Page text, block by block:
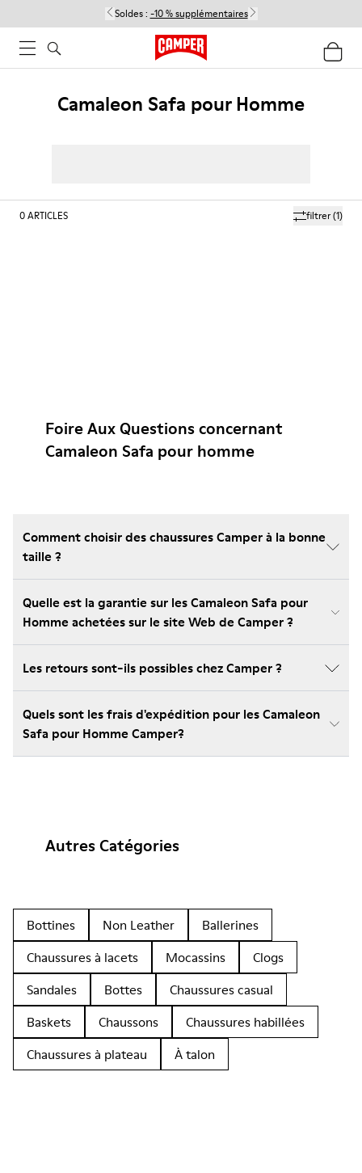
Soldes : -10 % supplémentaires
Camaleon Safa pour Homme
filtrer(1)
0ARTICLES
Foire Aux Questions concernant
Camaleon Safa pour homme
Comment choisir des chaussures Camper à la bonne
taille ?
Quelle est la garantie sur les Camaleon Safa pour
Homme achetées sur le site Web de Camper ?
Les retours sont-ils possibles chez Camper ?
Quels sont les frais d'expédition pour les Camaleon
Safa pour Homme Camper?
Autres Catégories
Bottines Non Leather
Ballerines
Chaussures à lacets
Mocassins
Clogs
Sandales
Bottes
Chaussures casual
Baskets
Chaussons
Chaussures habillées
Chaussures à plateau
À talon